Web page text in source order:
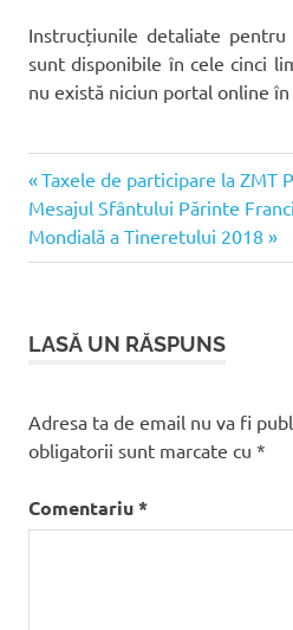
Instrucțiunile detaliate
sunt disponibile în cele cinci
nu există niciun portal online
Panama
Navigare
în
Articolul
anterior:
Taxele de participare la ZMT
Articolul
următor:
Mesajul Sfântului Părinte
Mondială a Tineretului 2018
LASĂ UN RĂSPUNS
Adresa ta de email nu va fi
obligatorii sunt marcate cu *
Comentariu*